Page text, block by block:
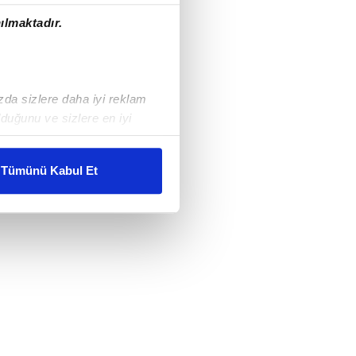
sizlere daha iyi reklam
ve sizlere en iyi
karşılamak
gösterilmeyecektir."
kullanılmaktadır. Bu
sunulması
ve sizlere yönelik
Tümünü Kabul Et